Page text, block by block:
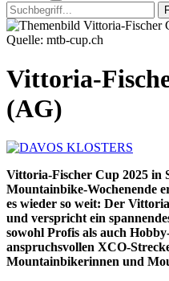
Quelle: mtb-cup.ch
Vittoria-
(AG)
Vittoria-Fischer Cup 2025 in
Mountainbike-Wochenende
es wieder so weit: Der
und verspricht ein
sowohl Profis als auch
anspruchsvollen XCO-
Mountainbikerinnen und